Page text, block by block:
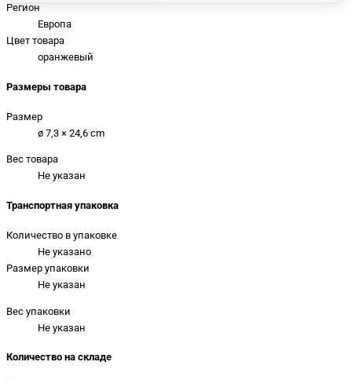
Регион
Европа
Цвет товара
оранжевый
Размеры товара
Размер
ø 7,3 × 24,6 cm
Вес товара
Не указан
Транспортная упаковка
Количество в упаковке
Не указано
Размер упаковки
Не указан
Вес упаковки
Не указан
Количество на складе